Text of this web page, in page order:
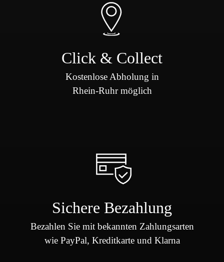
Click & Collect
Kostenlose Abholung in
Rhein-Ruhr möglich
Sichere Bezahlung
Bezahlen Sie mit bekannten Zahlungsarten
wie PayPal, Kreditkarte und Klarna